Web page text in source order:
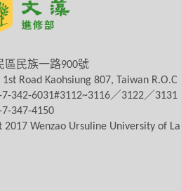
區民族一路900號
Road Kaohsiung 807, Taiwan R.O.C
7-342-6031#3112~3116／ 3122／ 3131
7-347-4150
Wenzao Ursuline University of